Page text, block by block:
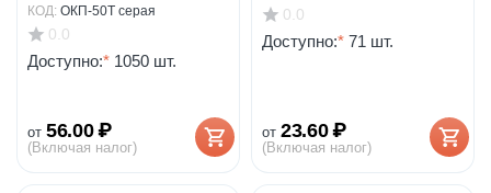
КОД: ОКП-50Т серая
0.0
Доступно:* 1050 шт.
от 56.00 ₽
(Включая налог)
0.0
Доступно:* 71 шт.
от 23.60 ₽
(Включая налог)